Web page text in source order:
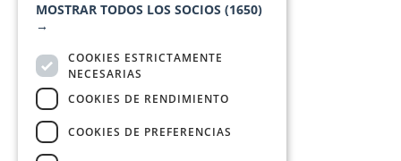
MOSTRAR TODOS LOS SOCIOS (1650)
→
COOKIES ESTRICTAMENTE
NECESARIAS
COOKIES DE RENDIMIENTO
COOKIES DE PREFERENCIAS